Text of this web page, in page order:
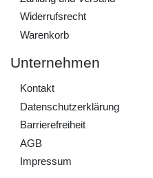
Widerrufs­recht
Warenkorb
Unternehmen
Kontakt
Daten­schutz­erklärung
Barrierefreiheit
AGB
Impressum